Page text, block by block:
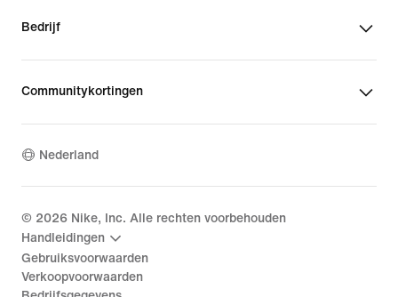
Bedrijf
Communitykortingen
Nederland
© 2026 Nike, Inc. Alle rechten voorbehouden
Handleidingen
Gebruiksvoorwaarden
Verkoopvoorwaarden